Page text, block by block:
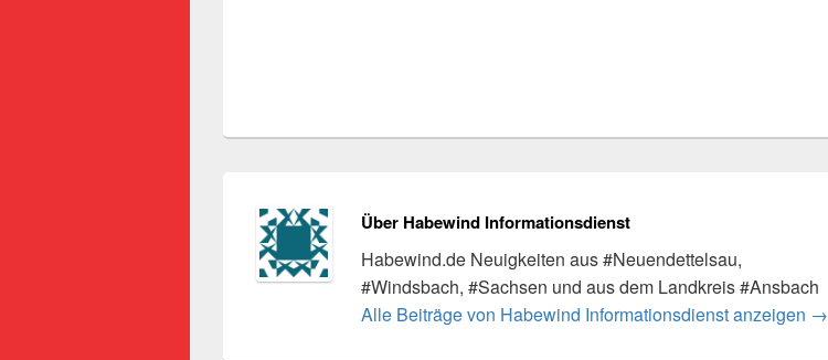
Über Habewind Informationsdienst
Habewind.de Neuigkeiten aus #Neuendettelsau,
#Windsbach, #Sachsen und aus dem Landkreis #Ansbach
Alle Beiträge von Habewind Informationsdienst anzeigen →